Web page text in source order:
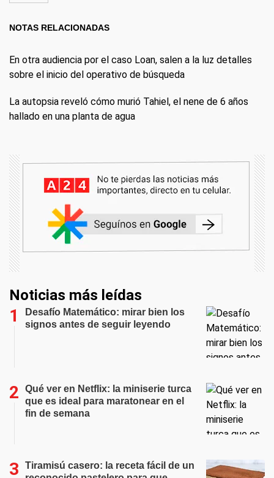
NOTAS RELACIONADAS
En otra audiencia por el caso Loan, salen a la luz detalles
sobre el inicio del operativo de búsqueda
La autopsia reveló cómo murió Tahiel, el nene de 6 años
hallado en una planta de agua
Noticias más leídas
Desafío Matemático: mirar bien los
signos antes de seguir leyendo
Qué ver en Netflix: la miniserie turca
que es ideal para maratonear en el
fin de semana
Tiramisú casero: la receta fácil de un